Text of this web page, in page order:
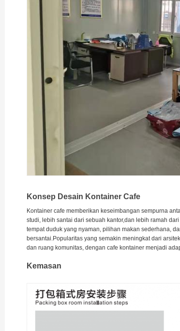
Konsep Desain Kontainer Cafe
Kontainer cafe memberikan keseimbangan sempurna
studi, lebih santai dari sebuah kantor,dan lebih ramah
tempat duduk yang nyaman, pilihan makan sederhana,
bersantai.Popularitas yang semakin meningkat dari
dan ruang komunitas, dengan cafe kontainer menjadi
Kemasan